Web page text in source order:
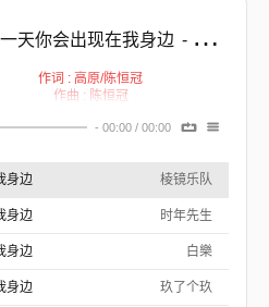
天你会出现在我身边 - Error happens ╥﹏╥
作词 : 高原/陈恒冠
作曲 : 陈恒冠
最好的人注定会到身边
我终将看到你身影逆光 出现
- 00:00 / 00:00
身边 棱镜乐队
身边 时年先生
身边 白樂
身边 玖了个玖